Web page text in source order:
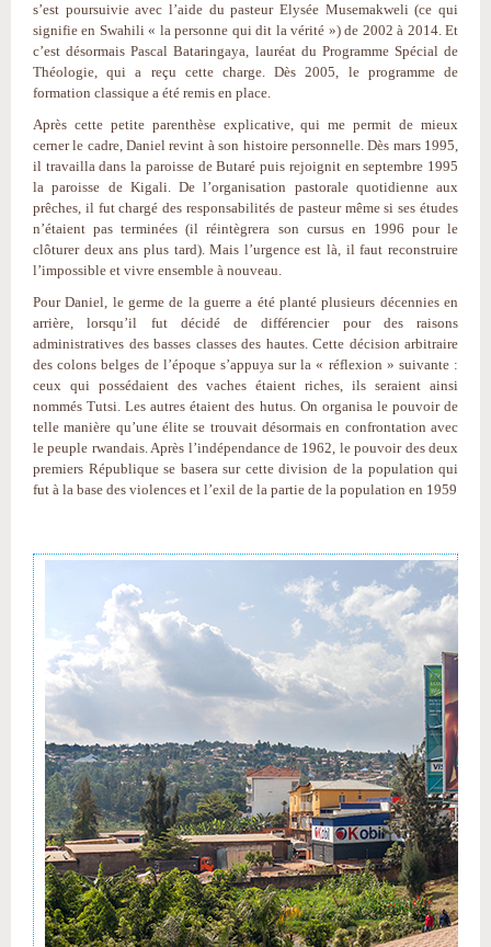
s’est poursuivie avec l’aide du pasteur Elysée Musemakweli (ce qui
signifie en Swahili « la personne qui dit la vérité ») de 2002 à 2014. Et
c’est désormais Pascal Bataringaya, lauréat du Programme Spécial de
Théologie, qui a reçu cette charge. Dès 2005, le programme de
formation classique a été remis en place.
Après cette petite parenthèse explicative, qui me permit de mieux
cerner le cadre, Daniel revint à son histoire personnelle. Dès mars 1995,
il travailla dans la paroisse de Butaré puis rejoignit en septembre 1995
la paroisse de Kigali. De l’organisation pastorale quotidienne aux
prêches, il fut chargé des responsabilités de pasteur même si ses études
n’étaient pas terminées (il réintègrera son cursus en 1996 pour le
clôturer deux ans plus tard). Mais l’urgence est là, il faut reconstruire
l’impossible et vivre ensemble à nouveau.
Pour Daniel, le germe de la guerre a été planté plusieurs décennies en
arrière, lorsqu’il fut décidé de différencier pour des raisons
administratives des basses classes des hautes. Cette décision arbitraire
des colons belges de l’époque s’appuya sur la « réflexion » suivante :
ceux qui possédaient des vaches étaient riches, ils seraient ainsi
nommés Tutsi. Les autres étaient des hutus. On organisa le pouvoir de
telle manière qu’une élite se trouvait désormais en confrontation avec
le peuple rwandais. Après l’indépendance de 1962, le pouvoir des deux
premiers République se basera sur cette division de la population qui
fut à la base des violences et l’exil de la partie de la population en 1959